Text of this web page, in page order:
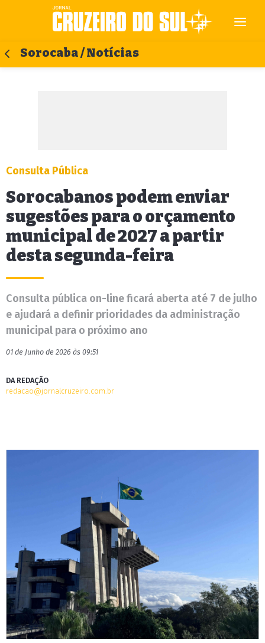
Sorocaba / Notícias
Consulta Pública
Sorocabanos podem enviar
sugestões para o orçamento
municipal de 2027 a partir
desta segunda-feira
Consulta pública on-line ficará aberta até 7 de julho
e ajudará a definir prioridades da administração
municipal para o próximo ano
01 de Junho de 2026 às 09:51
DA REDAÇÃO
redacao@jornalcruzeiro.com.br